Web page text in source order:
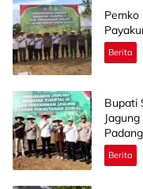
Pemko
Berita
Bupati
Berita